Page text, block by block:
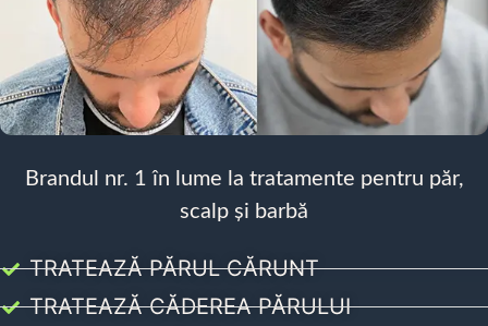
Brandul nr. 1 în lume la tratamente pentru păr,
scalp și barbă
TRATEAZĂ PĂRUL CĂRUNT
TRATEAZĂ CĂDEREA PĂRULUI